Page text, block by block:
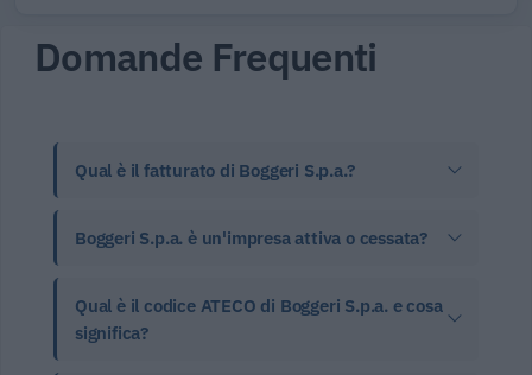
Domande Frequenti
Qual è il fatturato di Boggeri S.p.a.?
Boggeri S.p.a. è un'impresa attiva o cessata?
Qual è il codice ATECO di Boggeri S.p.a. e cosa
significa?